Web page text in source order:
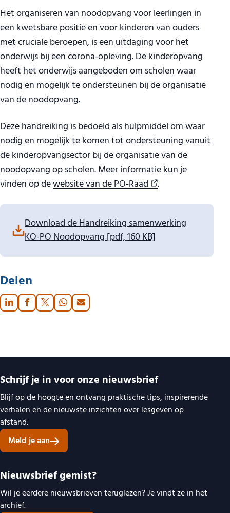
Het organiseren van noodopvang voor leerlingen in
een kwetsbare positie en voor kinderen van ouders
met cruciale beroepen,is een uitdaging voor het
onderwijs bij een corona-opleving. De kinderopvang
heeft het onderwijs aangeboden om scholen waar
nodig en mogelijk te ondersteunen bij de organisatie
van de noodopvang.
Deze handreiking is bedoeld als hulpmiddel om waar
nodig en mogelijk te komen tot ondersteuning vanuit
de kinderopvangsector bij de organisatie van de
noodopvang op scholen. Meer informatie kun je
vinden op dewebsite van de PO-Raad .
Download:
Download de Handreiking samenwerking
KO-PO Noodopvang[pdf, 160 KB]
Delen
Schrijf je in voor onze nieuwsbrief
Blijf op de hoogte en ontvang praktische tips, inspirerende
verhalen en de nieuwste inzichten over lesgeven op
afstand.
Meld je aan
Nieuwsbrief gemist?
Wil je eerdere nieuwsbrieven teruglezen? Je vindt ze in het
archief.
Belangrijke links